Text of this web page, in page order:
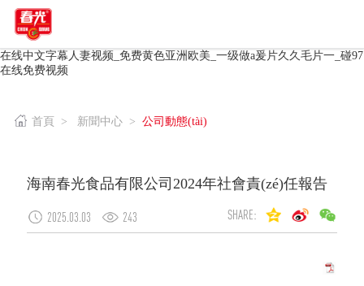
在线中文字幕人妻视频_免费黄色亚洲欧美_一级做a爰片久久毛片一_碰97
在线免费视频
首頁 > 新聞中心 > 公司動態(tài)
海南春光食品有限公司2024年社會責(zé)任報告
2025.03.03 243 SHARE: